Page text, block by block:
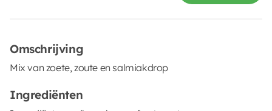
Omschrijving
Mix van zoete, zoute en salmiakdrop
Ingrediënten